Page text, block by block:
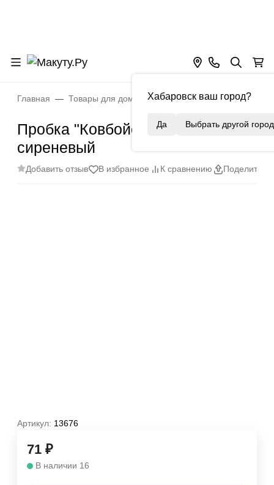
Хабаровск ваш город?
Да Выбрать другой город
Главная Товары для дома Кухня Крышки и пробки
Пробка "Ковбойская шляпа", цв.
сиреневый
Добавить отзыв В избранное К сравнению Поделиться
Артикул: 13676
71 ₽
В наличии 16